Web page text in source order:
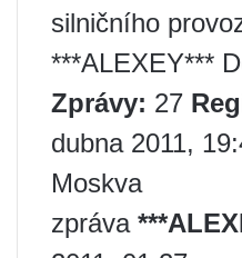
silničního
***ALEXEY***
Zprávy: 27
dubna 2011,
Moskva
zpráva